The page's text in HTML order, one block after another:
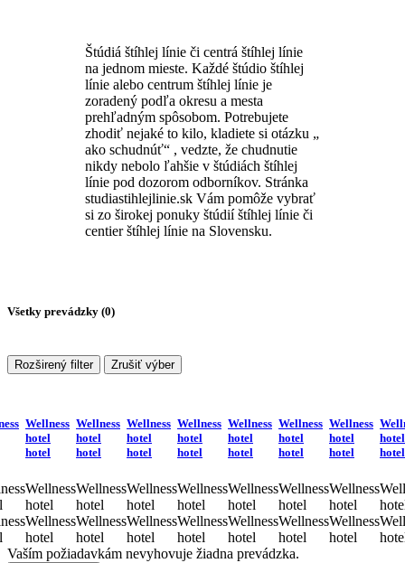
Štúdiá štíhlej línie či centrá štíhlej línie
na jednom mieste. Každé štúdio štíhlej
línie alebo centrum štíhlej línie je
zoradený podľa okresu a mesta
prehľadným spôsobom. Potrebujete
zhodiť nejaké to kilo, kladiete si otázku „
ako schudnúť“ , vedzte, že chudnutie
nikdy nebolo ľahšie v štúdiách štíhlej
línie pod dozorom odborníkov. Stránka
studiastihlejlinie.sk Vám pomôže vybrať
si zo širokej ponuky štúdií štíhlej línie či
centier štíhlej línie na Slovensku.
Všetky prevádzky (0)
Rozširený filter Zrušiť výber
Wellness
hotel
hotel
Wellness
hotel
Wellness
hotel
Wellness
hotel
hotel
Wellness
hotel
Wellness
hotel
Wellness
hotel
hotel
Wellness
hotel
Wellness
hotel
Wellness
hotel
hotel
Wellness
hotel
Wellness
hotel
Wellness
hotel
hotel
Wellness
hotel
Wellness
hotel
Wellness
hotel
hotel
Wellness
hotel
Wellness
hotel
Wellness
hotel
hotel
Wellness
hotel
Wellness
hotel
hotel
hotel
Vaším požiadavkám nevyhovuje žiadna prevádzka.